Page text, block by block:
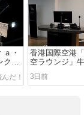
・
クリ
香港国際空港
空ラウンジ」
3日前